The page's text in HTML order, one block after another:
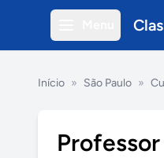
Início » São Paulo »